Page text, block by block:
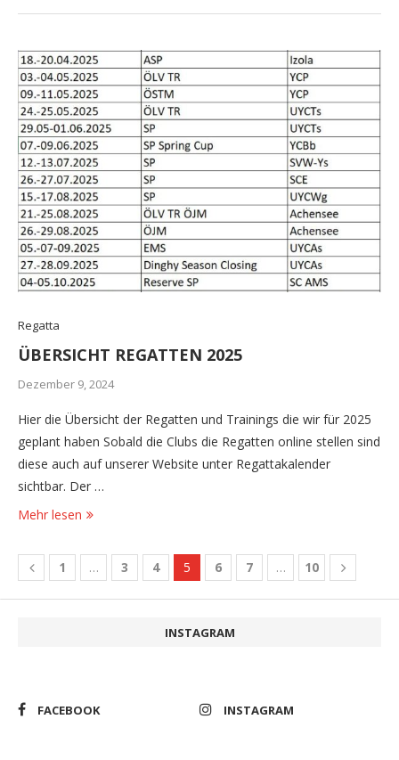
Regatta
ÜBERSICHT REGATTEN 2025
Dezember 9, 2024
Hier die Übersicht der Regatten und Trainings die wir für 2025
geplant haben Sobald die Clubs die Regatten online stellen sind
diese auch auf unserer Website unter Regattakalender
sichtbar. Der …
Mehr lesen
1 … 3 4 5 6 7 … 10
INSTAGRAM
FACEBOOK INSTAGRAM